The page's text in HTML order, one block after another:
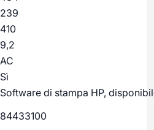
239
410
9,2
AC
Sì
Software di stampa HP,
84433100